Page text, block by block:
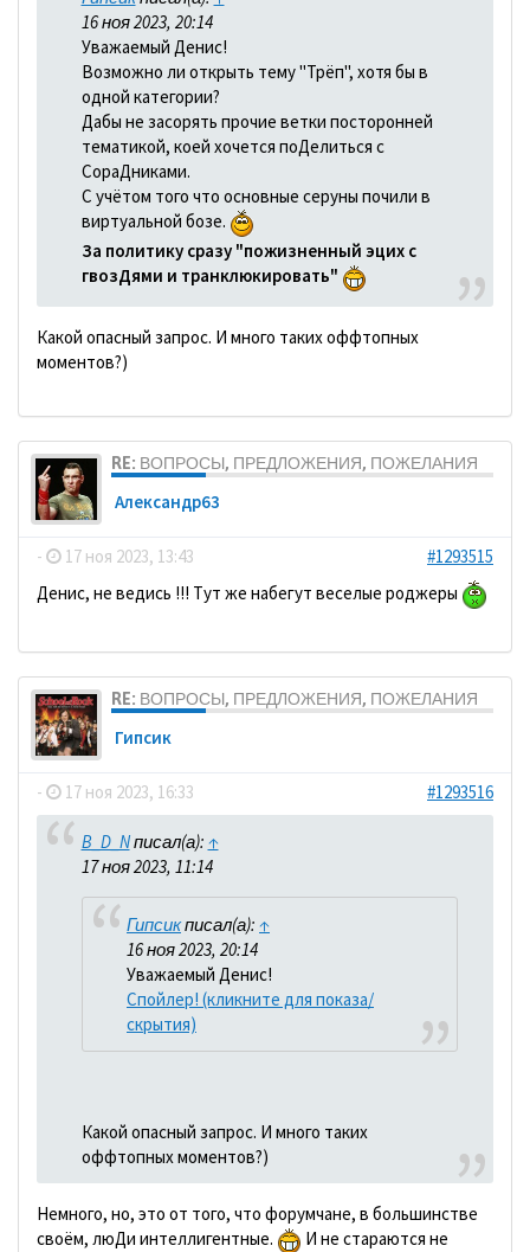
16 ноя 2023, 20:14
Уважаемый Денис!
Возможно ли открыть тему "Трёп", хотя бы в
одной категории?
Дабы не засорять прочие ветки посторонней
тематикой, коей хочется поДелиться с
СораДниками.
С учётом того что основные серуны почили в
виртуальной бозе.
За политику сразу "пожизненный эцих с
гвозДями и транклюкировать"
Какой опасный запрос. И много таких оффтопных
моментов?)
RE: ВОПРОСЫ, ПРЕДЛОЖЕНИЯ, ПОЖЕЛАНИЯ
Александр63
- 17 ноя 2023, 13:43
#1293515
Денис, не ведись !!! Тут же набегут веселые роджеры
RE: ВОПРОСЫ, ПРЕДЛОЖЕНИЯ, ПОЖЕЛАНИЯ
Гипсик
- 17 ноя 2023, 16:33 #1293516
B_D_Nписал(а): ↑
17 ноя 2023, 11:14
Гипсикписал(а): ↑
16 ноя 2023, 20:14
Уважаемый Денис!
Спойлер! (кликните для показа/
скрытия)
Какой опасный запрос. И много таких
оффтопных моментов?)
Немного, но, это от того, что форумчане, в большинстве
своём, люДи интеллигентные.
И не стараются не